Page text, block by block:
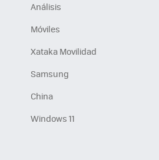
Análisis
Móviles
Xataka Movilidad
Samsung
China
Windows 11